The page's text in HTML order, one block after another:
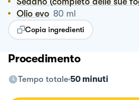
Olio evo 80 ml
Copia ingredienti
Procedimento
Tempo totale 50 minuti